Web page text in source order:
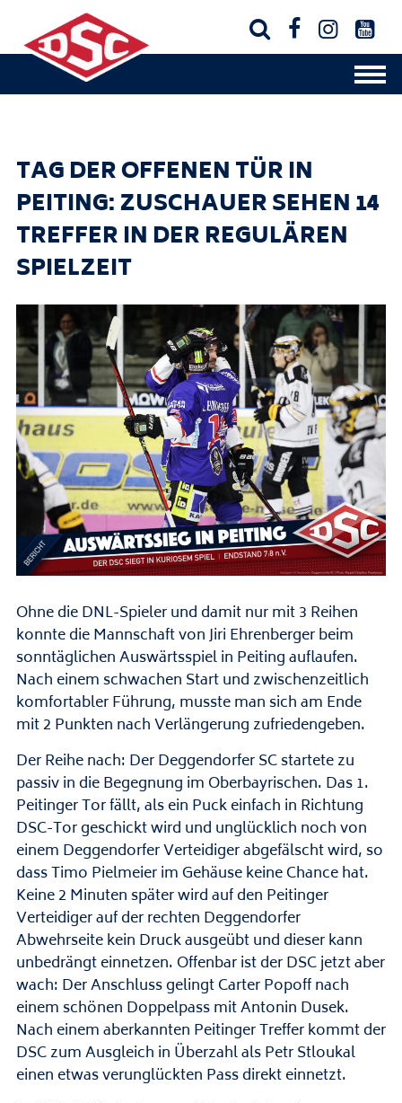
   
TAG DER OFFENEN TÜR IN
PEITING: ZUSCHAUER SEHEN 14
TREFFER IN DER REGULÄREN
SPIELZEIT
Ohne die DNL-Spieler und damit nur mit 3 Reihen
konnte die Mannschaft von Jiri Ehrenberger beim
sonntäglichen Auswärtsspiel in Peiting auflaufen.
Nach einem schwachen Start und zwischenzeitlich
komfortabler Führung, musste man sich am Ende
mit 2 Punkten nach Verlängerung zufriedengeben.
Der Reihe nach: Der Deggendorfer SC startete zu
passiv in die Begegnung im Oberbayrischen. Das 1.
Peitinger Tor fällt, als ein Puck einfach in Richtung
DSC-Tor geschickt wird und unglücklich noch von
einem Deggendorfer Verteidiger abgefälscht wird, so
dass Timo Pielmeier im Gehäuse keine Chance hat.
Keine 2 Minuten später wird auf den Peitinger
Verteidiger auf der rechten Deggendorfer
Abwehrseite kein Druck ausgeübt und dieser kann
unbedrängt einnetzen. Offenbar ist der DSC jetzt aber
wach: Der Anschluss gelingt Carter Popoff nach
einem schönen Doppelpass mit Antonin Dusek.
Nach einem aberkannten Peitinger Treffer kommt der
DSC zum Ausgleich in Überzahl als Petr Stloukal
einen etwas verunglückten Pass direkt einnetzt.